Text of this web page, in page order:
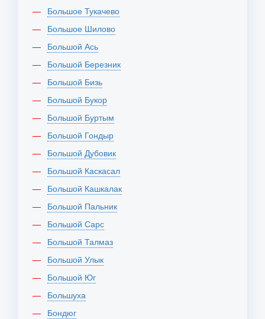
Большое Тукачево
Большое Шилово
Большой Ась
Большой Березник
Большой Бизь
Большой Букор
Большой Буртым
Большой Гондыр
Большой Дубовик
Большой Каскасал
Большой Кашкалак
Большой Пальник
Большой Сарс
Большой Талмаз
Большой Улык
Большой Юг
Большуха
Бондюг